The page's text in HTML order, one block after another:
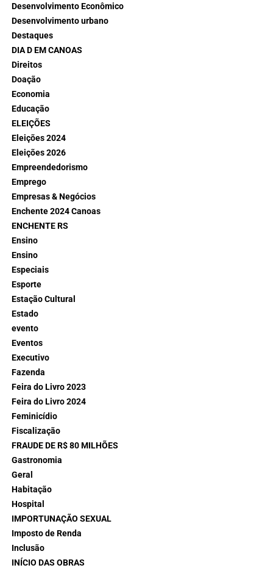
Desenvolvimento Econômico
Desenvolvimento urbano
Destaques
DIA D EM CANOAS
Direitos
Doação
Economia
Educação
ELEIÇÕES
Eleições 2024
Eleições 2026
Empreendedorismo
Emprego
Empresas & Negócios
Enchente 2024 Canoas
ENCHENTE RS
Ensino
Ensino
Especiais
Esporte
Estação Cultural
Estado
evento
Eventos
Executivo
Fazenda
Feira do Livro 2023
Feira do Livro 2024
Feminicídio
Fiscalização
FRAUDE DE R$ 80 MILHÕES
Gastronomia
Geral
Habitação
Hospital
IMPORTUNAÇÃO SEXUAL
Imposto de Renda
Inclusão
INÍCIO DAS OBRAS